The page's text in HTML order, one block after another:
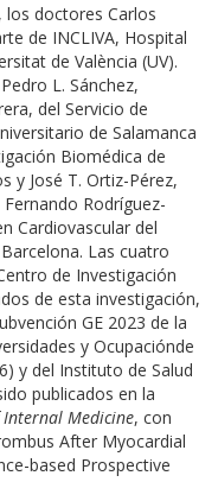
los doctores Carlos
de INCLIVA, Hospital
de València (UV).
L. Sánchez,
del Servicio de
de Salamanca
Biomédica de
y José T. Ortiz-Pérez,
Rodríguez-
Cardiovascular del
Las cuatro
de Investigación
de esta investigación,
GE 2023 de la
y Ocupaciónde
y del Instituto de Salud
publicados en la
Medicine, con
After Myocardial
based Prospective